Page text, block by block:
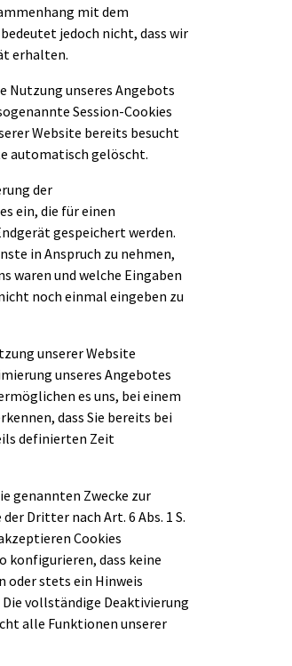
mit dem
jedoch nicht, dass wir
erhalten.
Nutzung unseres Angebots
Session-Cookies
Website bereits besucht
automatisch gelöscht.
der
ein, die für einen
gespeichert werden.
in Anspruch zu nehmen,
waren und welche Eingaben
noch einmal eingeben zu
unserer Website
unseres Angebotes
es uns, bei einem
dass Sie bereits bei
definierten Zeit
genannten Zwecke zur
Dritter nach Art. 6 Abs. 1 S.
Cookies
konfigurieren, dass keine
oder stets ein Hinweis
vollständige Deaktivierung
alle Funktionen unserer